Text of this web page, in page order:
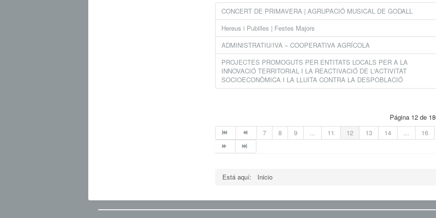
CONCERT DE PRIMAVERA | AGRUPACIÓ MUSICAL DE GODALL
Hereus i Pubilles | Festes Majors
ADMINISTRATIU/IVA – COOPERATIVA AGRÍCOLA
PROJECTES PROMOGUTS PER ENTITATS LOCALS PER A LA
INNOVACIÓ TERRITORIAL I LA REACTIVACIÓ DE L'ACTIVITAT
SOCIOECONÒMICA I LA LLUITA CONTRA LA DESPOBLACIÓ
Página 12 de
7
8 9 ... 11 12 13 14 ... 16
Está aquí: Inicio